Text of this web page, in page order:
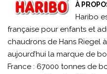
À
Haribo
française pour enfants et
chaudrons de Hans Riegel
aujourd’hui la marque de
France : 67000 tonnes de